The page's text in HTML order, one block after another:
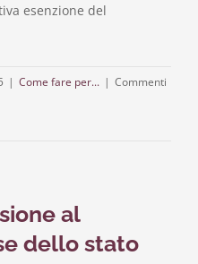
esenzione del
| Come fare per... | Commenti
al
dello stato